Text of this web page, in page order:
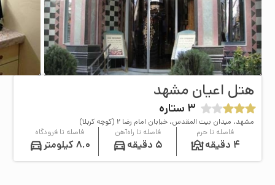
هتل اعیان مشهد
3 ستاره
مشهد، میدان بیت المقدس، خیابان امام رضا ۲ (کوچه کربلا)
فاصله تا حرم
4 دقیقه
فاصله تا راه‌آهن
5 دقیقه
فاصله تا فرودگاه
8.0 کیلومتر